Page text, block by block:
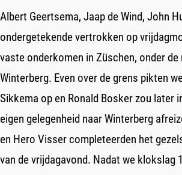
Clubkleding
Contact
Winsumer Wierden
Albert Geertsema, Jaap de Wind, John
ondergetekende vertrokken op
vaste onderkomen in Züschen, onder de
Winterberg. Even over de grens pikten
Sikkema op en Ronald Bosker zou later
eigen gelegenheid naar Winterberg
en Hero Visser completeerden het
van de vrijdagavond. Nadat we klokslag